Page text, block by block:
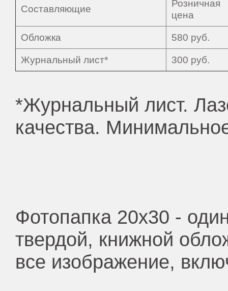
Составляющие
Розничная
цена
Обложка 580 руб.
Журнальный лист* 300 руб.
*Журнальный лист.
качества.
Фотопапка 20х30 -
твердой, книжной
все изображение,